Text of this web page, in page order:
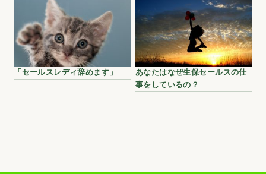
「セールスレディ辞めます」
あなたはなぜ生保セールスの仕
事をしているの？